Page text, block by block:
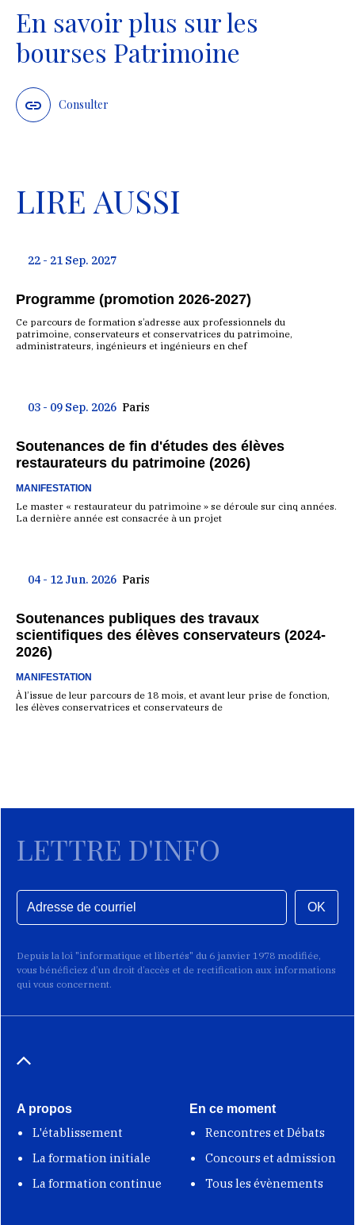
En savoir plus sur les
bourses Patrimoine
Consulter
LIRE AUSSI
22 - 21 Sep. 2027
Programme (promotion 2026-2027)
Ce parcours de formation s’adresse aux professionnels du
patrimoine, conservateurs et conservatrices du patrimoine,
administrateurs, ingénieurs et ingénieurs en chef
03 - 09 Sep. 2026 Paris
Soutenances de fin d'études des élèves
restaurateurs du patrimoine (2026)
MANIFESTATION
Le master « restaurateur du patrimoine » se déroule sur cinq années.
La dernière année est consacrée à un projet
04 - 12 Jun. 2026 Paris
Soutenances publiques des travaux
scientifiques des élèves conservateurs (2024-
2026)
MANIFESTATION
À l’issue de leur parcours de 18 mois, et avant leur prise de fonction,
les élèves conservatrices et conservateurs de
LETTRE D'INFO
OK
Depuis la loi "informatique et libertés" du 6 janvier 1978 modifiée,
vous bénéficiez d’un droit d’accès et de rectification aux informations
qui vous concernent.
A propos
L'établissement
La formation initiale
La formation continue
En ce moment
Rencontres et Débats
Concours et admission
Tous les évènements